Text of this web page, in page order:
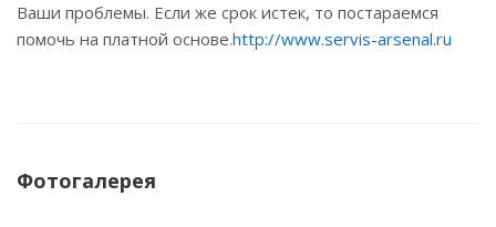
Ваши проблемы. Если же срок истек, то постараемся
помочь на платной основе.http://www.servis-arsenal.ru
Фотогалерея